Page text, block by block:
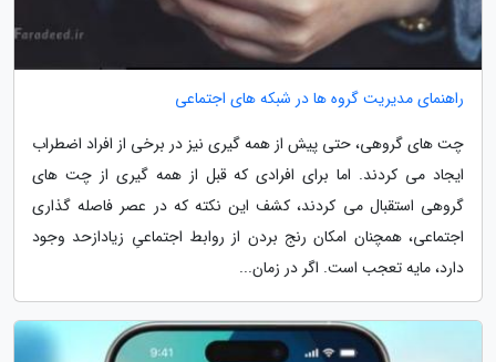
راهنمای مدیریت گروه ها در شبکه های اجتماعی
چت های گروهی، حتی پیش از همه گیری نیز در برخی از افراد اضطراب
ایجاد می کردند. اما برای افرادی که قبل از همه گیری از چت های
گروهی استقبال می کردند، کشف این نکته که در عصر فاصله گذاری
اجتماعی، همچنان امکان رنج بردن از روابط اجتماعیِ زیادازحد وجود
دارد، مایه تعجب است. اگر در زمان...